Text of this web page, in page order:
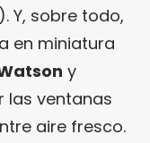
Y, sobre todo,
en miniatura
y
las ventanas
aire fresco.